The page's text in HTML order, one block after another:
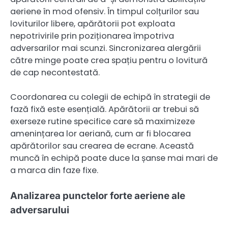
aeriene în mod ofensiv. În timpul colțurilor sau
loviturilor libere, apărătorii pot exploata
nepotrivirile prin poziționarea împotriva
adversarilor mai scunzi. Sincronizarea alergării
către minge poate crea spațiu pentru o lovitură
de cap necontestată.
Coordonarea cu colegii de echipă în strategii de
fază fixă este esențială. Apărătorii ar trebui să
exerseze rutine specifice care să maximizeze
amenințarea lor aeriană, cum ar fi blocarea
apărătorilor sau crearea de ecrane. Această
muncă în echipă poate duce la șanse mai mari de
a marca din faze fixe.
Analizarea punctelor forte aeriene ale
adversarului